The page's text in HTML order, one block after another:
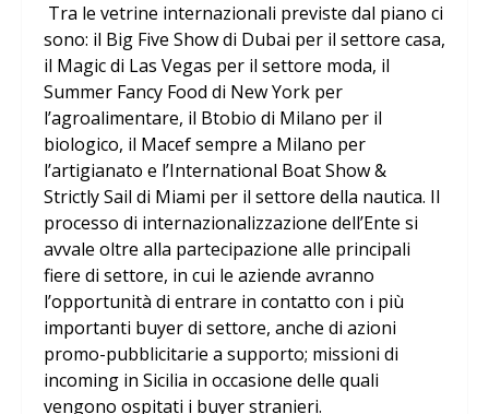
Tra le vetrine internazionali previste dal piano ci
sono: il Big Five Show di Dubai per il settore casa,
il Magic di Las Vegas per il settore moda, il
Summer Fancy Food di New York per
l’agroalimentare, il Btobio di Milano per il
biologico, il Macef sempre a Milano per
l’artigianato e l’International Boat Show &
Strictly Sail di Miami per il settore della nautica. Il
processo di internazionalizzazione dell’Ente si
avvale oltre alla partecipazione alle principali
fiere di settore, in cui le aziende avranno
l’opportunità di entrare in contatto con i più
importanti buyer di settore, anche di azioni
promo-pubblicitarie a supporto; missioni di
incoming in Sicilia in occasione delle quali
vengono ospitati i buyer stranieri.